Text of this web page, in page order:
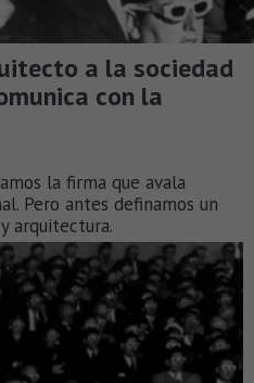
a la sociedad
con la
la firma que avala
Pero antes definamos un
arquitectura.